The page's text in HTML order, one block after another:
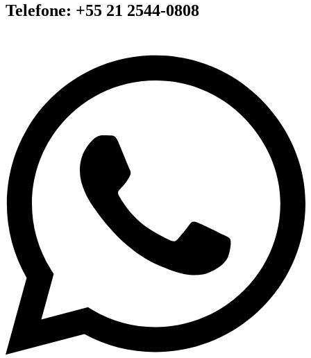
Telefone: +55 21 2544-0808